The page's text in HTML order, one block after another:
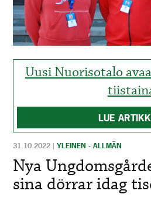
YLEINEN
ALLMÄN
MAINOSTAJILLE
FÖR
Uusi Nuorisotalo
LUE
31.10.2022 |YLEINEN - ALLMÄN
Nya
sina dörrar idag